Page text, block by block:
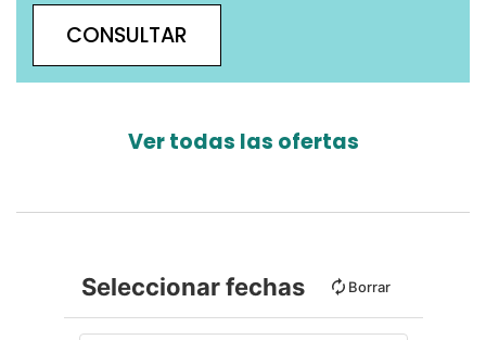
CONSULTAR
Ver todas las ofertas
Seleccionar fechas Borrar